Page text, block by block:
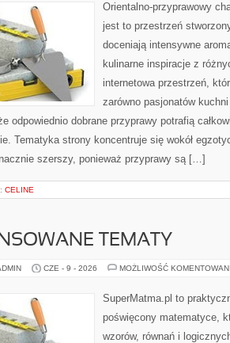
Orientalno-przyprawowy
jest to przestrzeń
doceniają intensywne
kulinarne inspiracje z
internetowa przestrzeń,
zarówno pasjonatów
odpowiednio dobrane przyprawy potrafią
Tematyka strony koncentruje się wokół
szerszy, ponieważ przyprawy są […]
CELINE
TEMATY
CZE - 9 - 2026 MOŻLIWOŚĆ
SuperMatma.pl to
poświęcony matematyce,
wzorów, równań i